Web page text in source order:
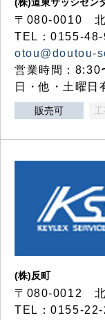
〒080-0010 北
TEL：0155-
otou@doutou-
営業時間：8:30
日・他・土曜日
販売可
(株)反町
〒080-0012 北
TEL：0155-